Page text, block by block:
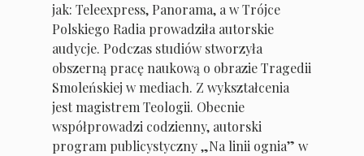
jak: Teleexpress, Panorama, a w Trójce
Polskiego Radia prowadziła autorskie
audycje. Podczas studiów stworzyła
obszerną pracę naukową o obrazie Tragedii
Smoleńskiej w mediach. Z wykształcenia
jest magistrem Teologii. Obecnie
współprowadzi codzienny, autorski
program publicystyczny „Na linii ognia” w